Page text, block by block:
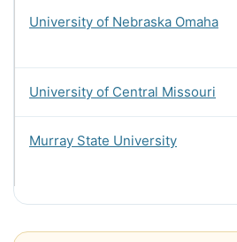
University of Nebraska Omaha
University of Central Missouri
Murray State University